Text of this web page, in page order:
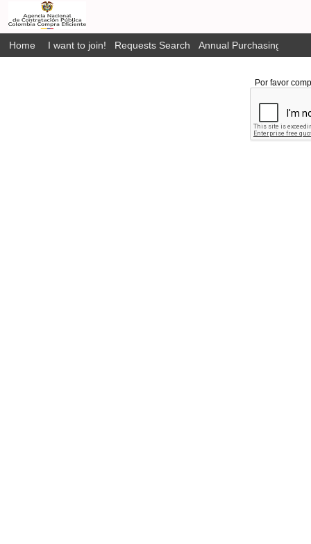
Home I want to join! Requests Search Annual Purchasing Plan
Por favor